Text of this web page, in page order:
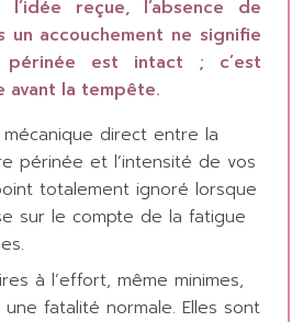
l’idée reçue, l’absence de
un accouchement ne signifie
est intact ; c’est
avant la tempête.
direct entre la
périnée et l’intensité de vos
totalement ignoré lorsque
sur le compte de la fatigue
à l’effort, même minimes,
une fatalité normale. Elles sont